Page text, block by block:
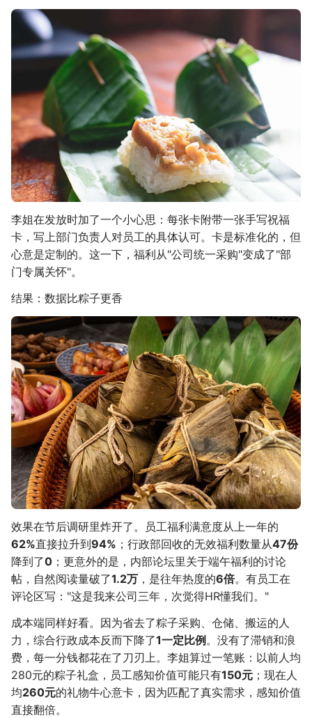
李姐在发放时加了一个小心思：每张卡附带一张手写祝福
卡，写上部门负责人对员工的具体认可。卡是标准化的，但
心意是定制的。这一下，福利从"公司统一采购"变成了"部
门专属关怀"。
结果：数据比粽子更香
效果在节后调研里炸开了。员工福利满意度从上一年的
62%直接拉升到94% ；行政部回收的无效福利数量从47份
降到了0 ；更意外的是，内部论坛里关于端午福利的讨论
帖，自然阅读量破了1.2万 ，是往年热度的6倍。有员工在
评论区写："这是我来公司三年，次觉得HR懂我们。"
成本端同样好看。因为省去了粽子采购、仓储、搬运的人
力，综合行政成本反而下降了1一定比例 。没有了滞销和浪
费，每一分钱都花在了刀刃上。李姐算过一笔账：以前人均
280元的粽子礼盒，员工感知价值可能只有150元 ；现在人
均260元的礼物牛心意卡，因为匹配了真实需求，感知价值
直接翻倍。